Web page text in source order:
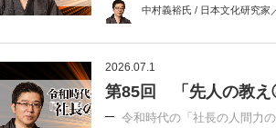
中村義裕氏 / 日本文化研究家
2026.07.1
第85回 「先人の教
令和時代の「社長の人間力の